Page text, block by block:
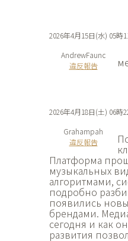
2026年4月15日(水) 05時
AndrewFaunc
違反報告
2026年4月18日(土) 06時
Grahampah
違反報告
Платформа
музыкальных
алгоритмами,
подробно
появились
брендами.
сегодня и как
развития